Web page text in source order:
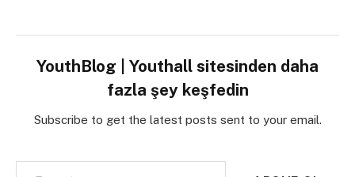
YouthBlog | Youthall sitesinden daha
fazla şey keşfedin
Subscribe to get the latest posts sent to your email.
E-postanızı yazın…